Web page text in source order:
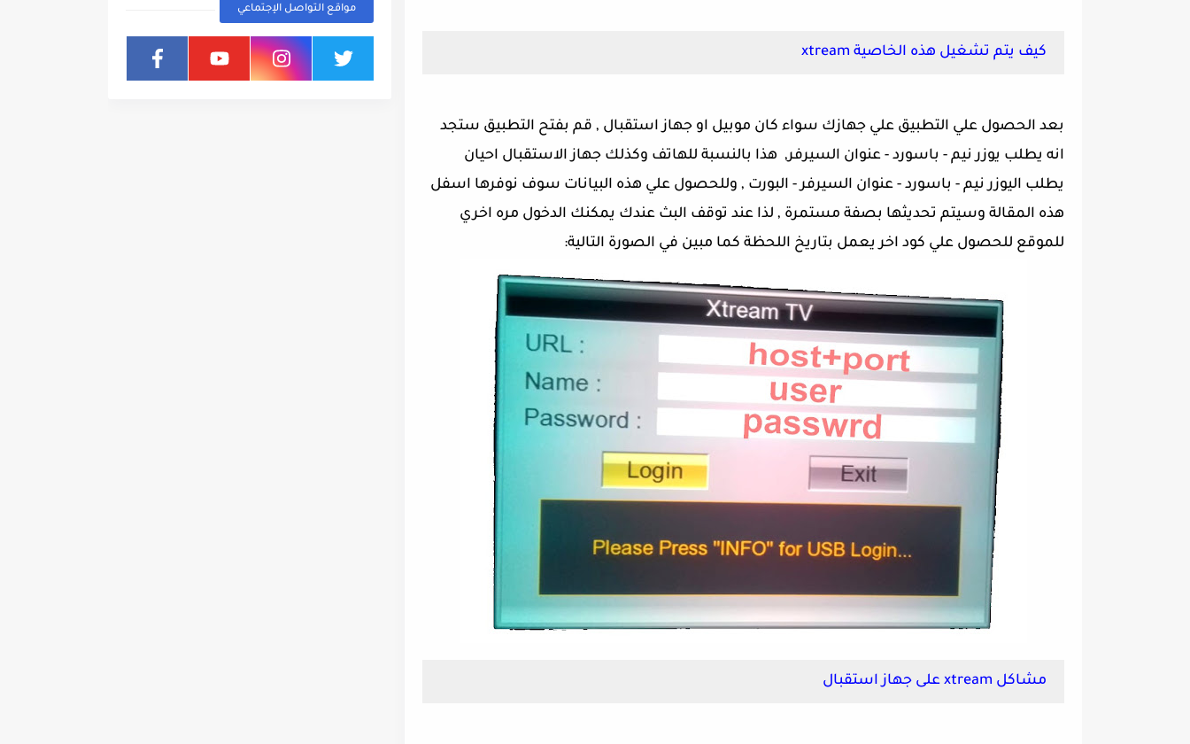
كيف يتم تشغيل هذه الخاصية xtream
بعد الحصول علي التطبيق علي جهازك سواء كان موبيل او جهاز استقبال , قم بفتح التطبيق ستجد
انه يطلب يوزر نيم - باسورد - عنوان السيرفر, هذا بالنسبة للهاتف وكذلك جهاز الاستقبال احيان
يطلب اليوزر نيم - باسورد - عنوان السيرفر - البورت , وللحصول علي هذه البيانات سوف نوفرها اسفل
هذه المقالة وسيتم تحديثها بصفة مستمرة , لذا عند توقف البث عندك يمكنك الدخول مره اخري
للموقع للحصول علي كود اخر يعمل بتاريخ اللحظة كما مبين في الصورة التالية:
مشاكل xtream على جهاز استقبال
مواقع التواصل الإجتماعي